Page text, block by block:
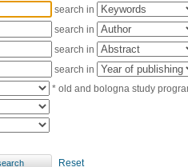
search in
search in
search in
search in
* old and bologna study
Reset